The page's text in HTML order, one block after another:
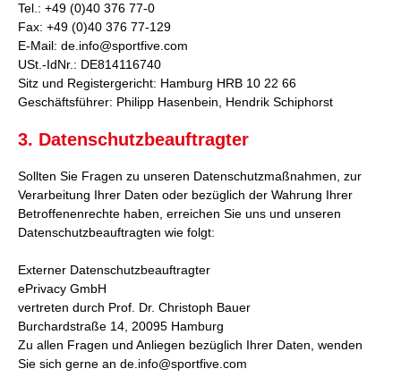
Tel.: +49 (0)40 376 77-0
Fax: +49 (0)40 376 77-129
E-Mail: de.info@sportfive.com
USt.-IdNr.: DE814116740
Sitz und Registergericht: Hamburg HRB 10 22 66
Geschäftsführer: Philipp Hasenbein, Hendrik Schiphorst
3. Datenschutzbeauftragter
Sollten Sie Fragen zu unseren Datenschutzmaßnahmen, zur
Verarbeitung Ihrer Daten oder bezüglich der Wahrung Ihrer
Betroffenenrechte haben, erreichen Sie uns und unseren
Datenschutzbeauftragten wie folgt:
Externer Datenschutzbeauftragter
ePrivacy GmbH
vertreten durch Prof. Dr. Christoph Bauer
Burchardstraße 14, 20095 Hamburg
Zu allen Fragen und Anliegen bezüglich Ihrer Daten, wenden
Sie sich gerne an de.info@sportfive.com